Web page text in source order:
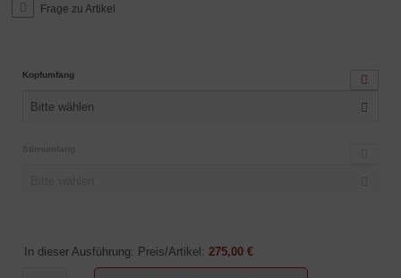
Frage zu Artikel
Kopfumfang
Bitte wählen
In dieser Ausführung: Preis/Artikel: 275,00 €